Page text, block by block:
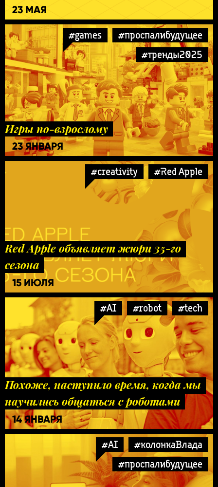
23 МАЯ
#games
#проспалибудущее
#тренды2025
Игры по-взрослому
23 ЯНВАРЯ
#creativity #Red Apple
Red Apple объявляет жюри 35-го
сезона
15 ИЮЛЯ
#AI #robot #tech
Похоже, наступило время, когда мы
научились общаться с роботами
14 ЯНВАРЯ
#AI
#колонкаВлада
#проспалибудущее